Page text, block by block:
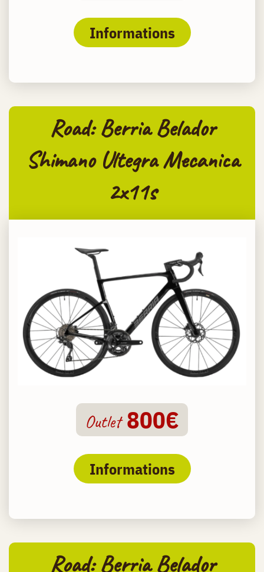
Informations
Road: Berria Belador
Shimano Ultegra Mecanica
2x11s
Outlet 800€
Informations
Road: Berria Belador